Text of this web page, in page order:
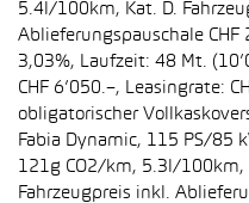
5.4l/100km, Kat. D.
Ablieferungspauschale CHF
3,03%, Laufzeit: 48 Mt.
CHF 6’050.–, Leasingrate:
obligatorischer
Fabia Dynamic, 115 PS/85
121g CO2/km, 5.3l/100km,
Fahrzeugpreis inkl.